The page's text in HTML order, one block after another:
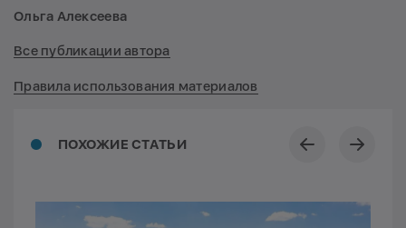
ПОХОЖИЕ СТАТЬИ
Ольга Алексеева
Все публикации автора
Правила использования материалов